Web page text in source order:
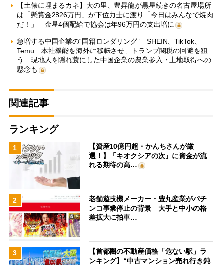
【土俵に埋まるカネ】大の里、豊昇龍が黒星続きの名古屋場所
は「懸賞金2826万円」が下位力士に渡り「今日はみんなで焼肉
だ！」 金星4個配給で協会は年96万円の支出増に
急増する中国企業の“国籍ロンダリング” SHEIN、TikTok、
Temu…本社機能を海外に移転させ、トランプ関税の回避を狙
う 現地人を隠れ蓑にした中国企業の農業参入・土地取得への
懸念も
関連記事
ランキング
1
【資産10億円超・かんちさんが厳
選！】「キオクシアの次」に資金が流
れる期待の高…
2
老舗遊技機メーカー・豊丸産業がパチ
ンコ事業停止の背景 大手と中小の格
差拡大に拍車…
3
【首都圏の不動産価格「危ない駅」ラ
ンキング】“中古マンション売れ行き鈍